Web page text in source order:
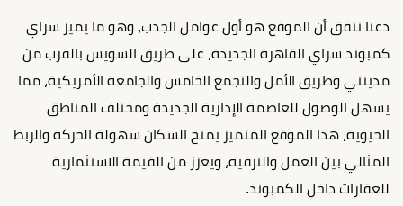
دعنا نتفق أن الموقع هو أول عوامل الجذب، وهو ما يميز سراي
كمبوند سراي القاهرة الجديدة، على طريق السويس بالقرب من
مدينتي وطريق الأمل والتجمع الخامس والجامعة الأمريكية، مما
يسهل الوصول للعاصمة الإدارية الجديدة ومختلف المناطق
الحيوية، هذا الموقع المتميز يمنح السكان سهولة الحركة والربط
المثالي بين العمل والترفيه، ويعزز من القيمة الاستثمارية
للعقارات داخل الكمبوند.